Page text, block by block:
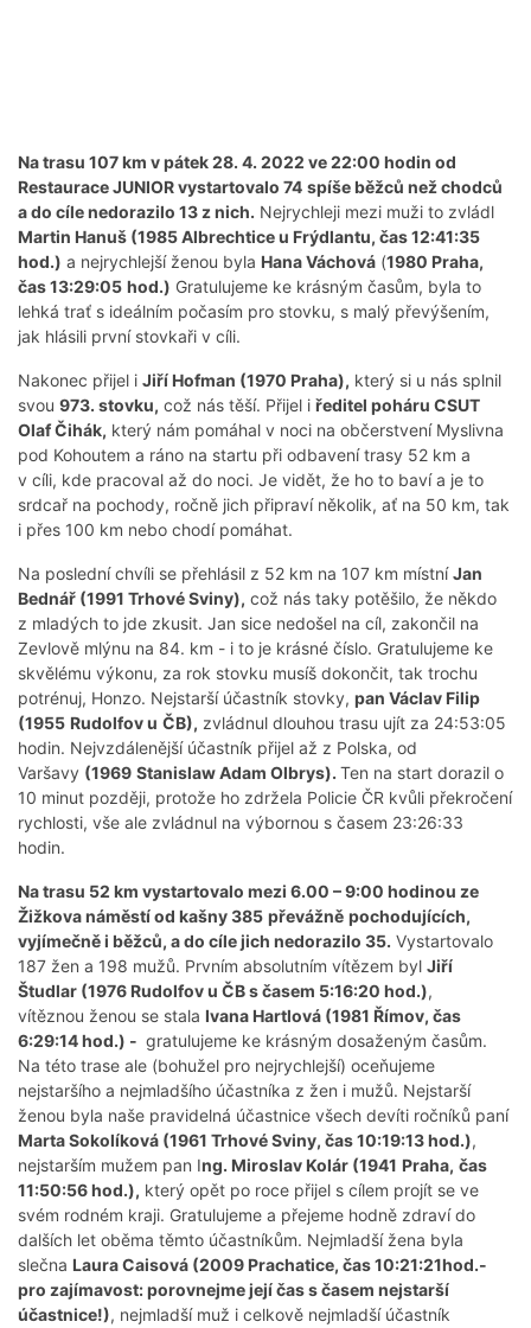
Na trasu 107 km v pátek 28. 4. 2022 ve 22:00 hodin od
Restaurace JUNIOR vystartovalo 74 spíše běžců než chodců
a do cíle nedorazilo 13 z nich. Nejrychleji mezi muži to zvládl
Martin Hanuš (1985 Albrechtice u Frýdlantu, čas 12:41:35
hod.) a nejrychlejší ženou byla Hana Váchová (1980 Praha,
čas 13:29:05 hod.) Gratulujeme ke krásným časům, byla to
lehká trať s ideálním počasím pro stovku, s malý převýšením,
jak hlásili první stovkaři v cíli.
Nakonec přijel i Jiří Hofman (1970 Praha), který si u nás splnil
svou 973. stovku, což nás těší. Přijel i ředitel poháru CSUT
Olaf Čihák, který nám pomáhal v noci na občerstvení Myslivna
pod Kohoutem a ráno na startu při odbavení trasy 52 km a
v cíli, kde pracoval až do noci. Je vidět, že ho to baví a je to
srdcař na pochody, ročně jich připraví několik, ať na 50 km, tak
i přes 100 km nebo chodí pomáhat.
Na poslední chvíli se přehlásil z 52 km na 107 km místníJan
Bednář (1991 Trhové Sviny), což nás taky potěšilo, že někdo
z mladých to jde zkusit. Jan sice nedošel na cíl, zakončil na
Zevlově mlýnu na 84. km - i to je krásné číslo. Gratulujeme ke
skvělému výkonu, za rok stovku musíš dokončit, tak trochu
potrénuj, Honzo. Nejstarší účastník stovky, pan Václav Filip
(1955 Rudolfov u ČB), zvládnul dlouhou trasu ujít za 24:53:05
hodin. Nejvzdálenější účastník přijel až z Polska, od
Varšavy (1969 Stanislaw Adam Olbrys). Ten na start dorazil o
10 minut později, protože ho zdržela Policie ČR kvůli překročení
rychlosti, vše ale zvládnul na výbornou s časem 23:26:33
hodin.
Na trasu 52 km vystartovalo mezi 6.00 – 9:00 hodinou ze
Žižkova náměstí od kašny 385 převážně pochodujících,
vyjímečně i běžců, a do cíle jich nedorazilo 35. Vystartovalo
187 žen a 198 mužů. Prvním absolutním vítězem byl Jiří
Študlar (1976 Rudolfov u ČB s časem 5:16:20 hod.),
vítěznou ženou se stala Ivana Hartlová (1981 Římov, čas
6:29:14 hod.) - gratulujeme ke krásným dosaženým časům.
Na této trase ale (bohužel pro nejrychlejší) oceňujeme
nejstaršího a nejmladšího účastníka z žen i mužů. Nejstarší
ženou byla naše pravidelná účastnice všech devíti ročníků paní
Marta Sokolíková (1961 Trhové Sviny, čas 10:19:13 hod.),
nejstarším mužem pan Ing. Miroslav Kolár (1941 Praha, čas
11:50:56 hod.), který opět po roce přijel s cílem projít se ve
svém rodném kraji. Gratulujeme a přejeme hodně zdraví do
dalších let oběma těmto účastníkům. Nejmladší žena byla
slečna Laura Caisová (2009 Prachatice, čas 10:21:21hod.-
pro zajímavost: porovnejme její čas s časem nejstarší
účastnice!), nejmladší muž i celkově nejmladší účastník